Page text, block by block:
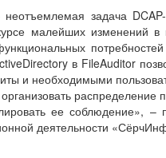
задача
малейших изменений
в FileAuditor
и необходимыми
распределение
ее соблюдение», –
деятельности